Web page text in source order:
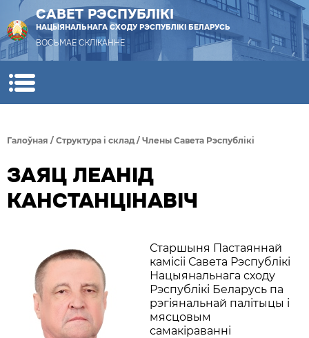
САВЕТ РЭСПУБЛІКІ
НАЦЫЯНАЛЬНАГА СХОДУ РЭСПУБЛІКІ БЕЛАРУСЬ
ВОСЬМАЕ СКЛІКАННЕ
Галоўная / Структура i склад / Члены Савета Рэспублiкi
ЗАЯЦ ЛЕАНІД
КАНСТАНЦІНАВІЧ
Старшыня Пастаяннай
камісіі Савета Рэспублікі
Нацыянальнага сходу
Рэспублікі Беларусь па
рэгіянальнай палітыцы і
мясцовым
самакіраванні